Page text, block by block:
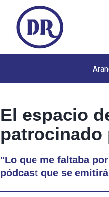
El espacio
patrocinado
"Lo que me faltaba
pódcast que se